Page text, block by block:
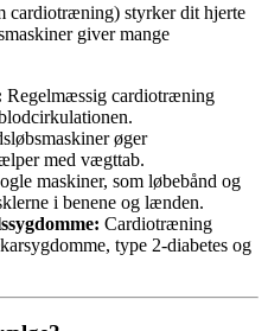
cardiotræning) styrker dit hjerte
giver mange
Regelmæssig cardiotræning
øger
med vægttab.
maskiner, som løbebånd og
i benene og lænden.
Cardiotræning
type 2-diabetes og